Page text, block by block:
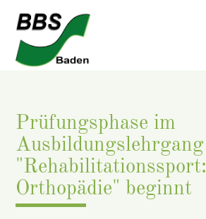
Prüfungsphase im
Ausbildungslehrgang
"Rehabilitationssport:
Orthopädie" beginnt